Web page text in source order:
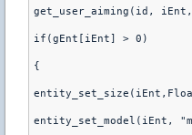
get_user_aiming(id,
if(gEnt[iEnt] > 0)
{
entity_set_model(iEnt,